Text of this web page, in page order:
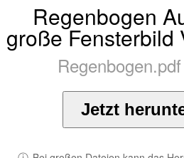
Regenbogen
große Fensterbild
Jetzt